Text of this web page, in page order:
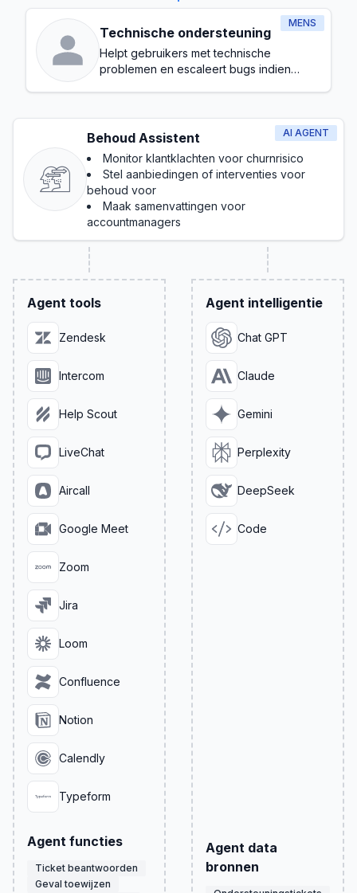
MENS
Technische ondersteuning
Helpt gebruikers met technische
problemen en escaleert bugs indien
AI AGENT
Behoud Assistent
Monitor klantklachten voor churnrisico
Stel aanbiedingen of interventies voor
behoud voor
Maak samenvattingen voor
accountmanagers
Agent tools
Zendesk
Intercom
Help Scout
LiveChat
Aircall
Google Meet
Zoom
Jira
Loom
Confluence
Notion
Calendly
Typeform
Agent functies
Ticket beantwoorden
Geval toewijzen
Agent intelligentie
Chat GPT
Claude
Gemini
Perplexity
DeepSeek
Code
Agent data
bronnen